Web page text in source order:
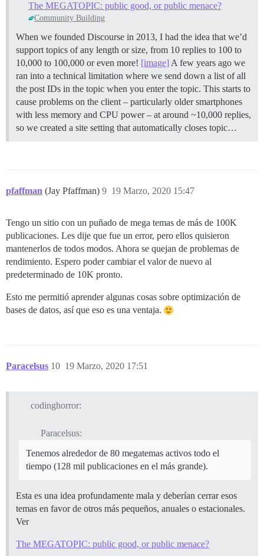
The MEGATOPIC: public good, or public menace?
Community Building
When we founded Discourse in 2013, I had the idea that we’d
support topics of any length or size, from 10 replies to 100 to
10,000 to 100,000 or even more! [image] A few years ago we
ran into a technical limitation where we send down a list of all
the post IDs in the topic when you enter the topic. This starts to
cause problems on the client – particularly older smartphones
with less memory and CPU power – at around ~10,000 replies,
so we created a site setting that automatically closes topic…
pfaffman (Jay Pfaffman) 19 Marzo, 2020 15:47
9
Tengo un sitio con un puñado de mega temas de más de 100K
publicaciones. Les dije que fue un error, pero ellos quisieron
mantenerlos de todos modos. Ahora se quejan de problemas de
rendimiento. Espero poder cambiar el valor de nuevo al
predeterminado de 10K pronto.
Esto me permitió aprender algunas cosas sobre optimización de
bases de datos, así que eso es una ventaja.
Paracelsus 19 Marzo, 2020 17:51
10
codinghorror:
Paracelsus:
Tenemos alrededor de 80 megatemas activos todo el
tiempo (128 mil publicaciones en el más grande).
Esta es una idea profundamente mala y deberían cerrar esos
temas en favor de otros más pequeños, anuales o estacionales.
Ver
The MEGATOPIC: public good, or public menace?